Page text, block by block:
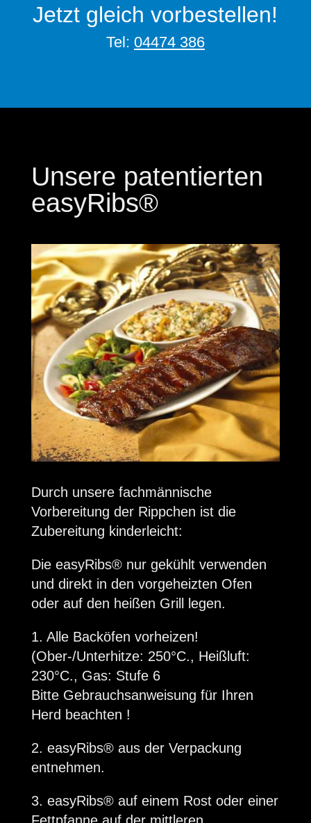
Jetzt gleich vorbestellen!
Tel: 04474 386
Unsere patentierten
easyRibs®
Durch unsere fachmännische
Vorbereitung der Rippchen ist die
Zubereitung kinderleicht:
Die easyRibs®nur gekühlt verwenden
und direkt in den vorgeheizten Ofen
oder auf den heißen Grill legen.
1. Alle Backöfen vorheizen!
(Ober-/Unterhitze: 250°C., Heißluft:
230°C., Gas: Stufe 6
Bitte Gebrauchsanweisung für Ihren
Herd beachten !
2. easyRibs®aus der Verpackung
entnehmen.
3. easyRibs®auf einem Rost oder einer